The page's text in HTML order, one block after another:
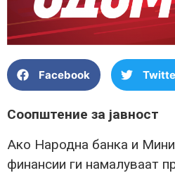
Facebook
Соопштение за јавност
Ако Народна банка и
финансии ги намалуваат